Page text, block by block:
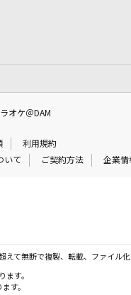
オケ＠DAM
利用規約
いて ご契約方法 企業情
て無断で複製、転載、ファイル化
ます。
す。